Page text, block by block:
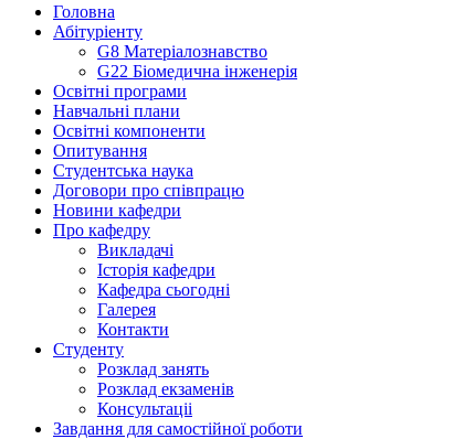
Головна
Абітуріенту
G8 Матеріалознавство
G22 Біомедична інженерія
Освітні програми
Навчальні плани
Освітні компоненти
Опитування
Студентська наука
Договори про співпрацю
Новини кафедри
Про кафедру
Викладачі
Історія кафедри
Кафедра сьогодні
Галерея
Контакти
Студенту
Розклад занять
Розклад екзаменів
Консультаціі
Завдання для самостійної роботи